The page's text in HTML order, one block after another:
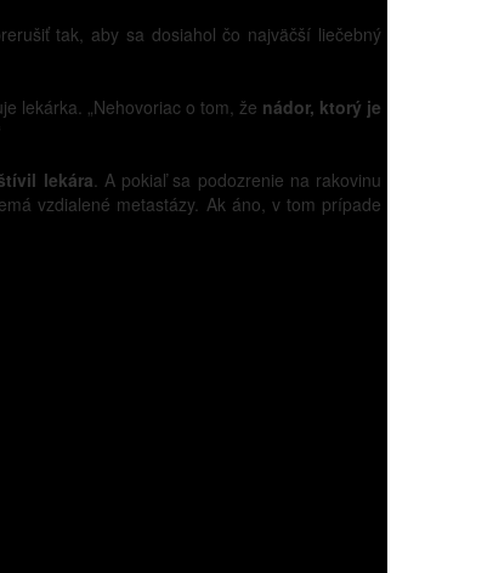
tak, aby sa dosiahol čo najväčší liečebný
lekárka. „Nehovoriac o tom, že nádor, ktorý je
lekára. A pokiaľ sa podozrenie na rakovinu
vzdialené metastázy. Ak áno, v tom prípade